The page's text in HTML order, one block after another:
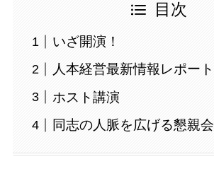
目次
いざ開演！
人本経営最新情報レポート
ホスト講演
同志の人脈を広げる懇親会